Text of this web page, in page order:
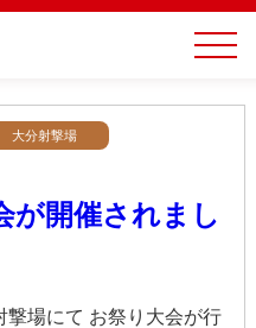
大分射撃場
開催されまし
場にて お祭り大会が行